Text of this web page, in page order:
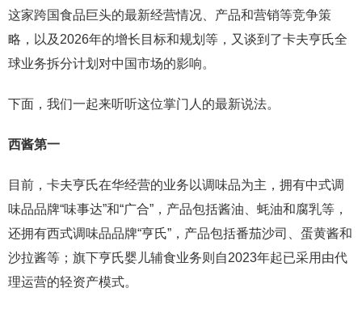
这家跨国食品巨头的最新经营情况、产品和营销等竞争策
略，以及2026年的增长目标和规划等，又谈到了卡夫亨氏全
球业务拆分计划对中国市场的影响。
下面，我们一起来听听这位掌门人的最新说法。
西酱第一
目前，卡夫亨氏在华经营的业务以调味品为主，拥有中式调
味品品牌“味事达”和“广合”，产品包括酱油、蚝油和腐乳等，
还拥有西式调味品品牌“亨氏”，产品包括番茄沙司、蛋黄酱和
沙拉酱等；旗下亨氏婴儿辅食业务则自2023年起已采用由代
理运营的轻资产模式。